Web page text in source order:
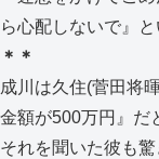
ら心配しないで』と
＊＊
成川は久住(菅田将
金額が500万円』だ
それを聞いた彼も驚